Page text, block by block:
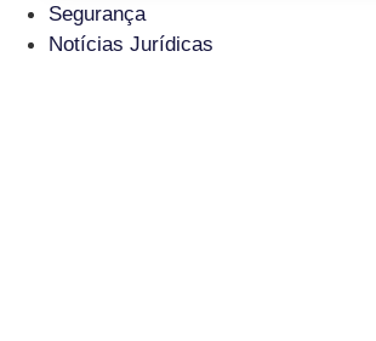
Segurança
Notícias Jurídicas